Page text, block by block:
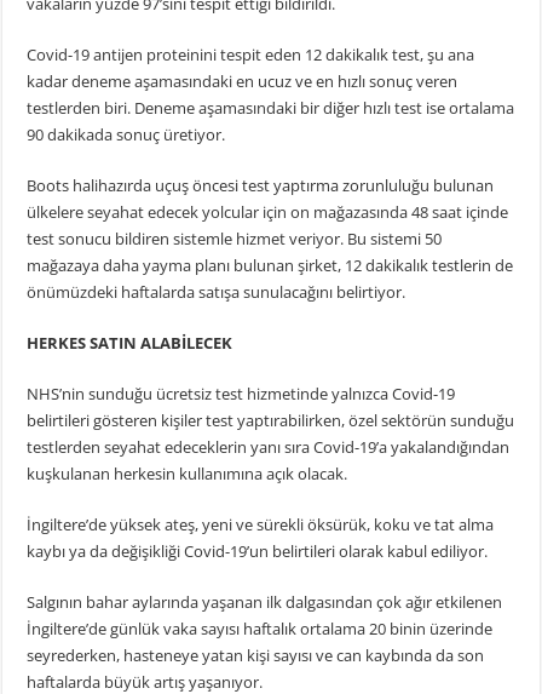
Covid-19 antijen proteinini tespit eden 12 dakikalık test, şu ana
kadar deneme aşamasındaki en ucuz ve en hızlı sonuç veren
testlerden biri. Deneme aşamasındaki bir diğer hızlı test ise ortalama
90 dakikada sonuç üretiyor.
Boots halihazırda uçuş öncesi test yaptırma zorunluluğu bulunan
ülkelere seyahat edecek yolcular için on mağazasında 48 saat içinde
test sonucu bildiren sistemle hizmet veriyor. Bu sistemi 50
mağazaya daha yayma planı bulunan şirket, 12 dakikalık testlerin de
önümüzdeki haftalarda satışa sunulacağını belirtiyor.
HERKES SATIN ALABİLECEK
NHS’nin sunduğu ücretsiz test hizmetinde yalnızca Covid-19
belirtileri gösteren kişiler test yaptırabilirken, özel sektörün sunduğu
testlerden seyahat edeceklerin yanı sıra Covid-19’a yakalandığından
kuşkulanan herkesin kullanımına açık olacak.
İngiltere’de yüksek ateş, yeni ve sürekli öksürük, koku ve tat alma
kaybı ya da değişikliği Covid-19’un belirtileri olarak kabul ediliyor.
Salgının bahar aylarında yaşanan ilk dalgasından çok ağır etkilenen
İngiltere’de günlük vaka sayısı haftalık ortalama 20 binin üzerinde
seyrederken, hasteneye yatan kişi sayısı ve can kaybında da son
haftalarda büyük artış yaşanıyor.